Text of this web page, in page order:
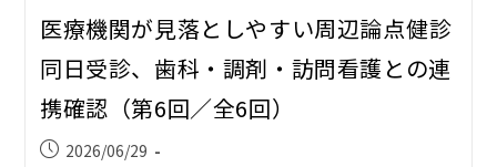
医療機関が見落としやすい周辺論点――健診
同日受診、歯科・調剤・訪問看護との連
携確認（第6回／全6回）
2026/06/29